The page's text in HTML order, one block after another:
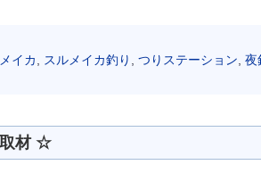
イカ スルメイカ釣り つりステーション 夜
材 ☆